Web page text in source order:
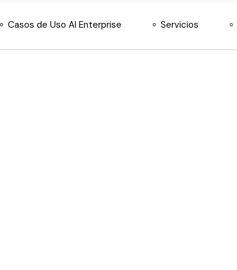
Casos de Uso AI Enterprise Servicios
Sobre Nosotros